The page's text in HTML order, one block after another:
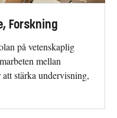
Forskning
på vetenskaplig
mellan
stärka undervisning,